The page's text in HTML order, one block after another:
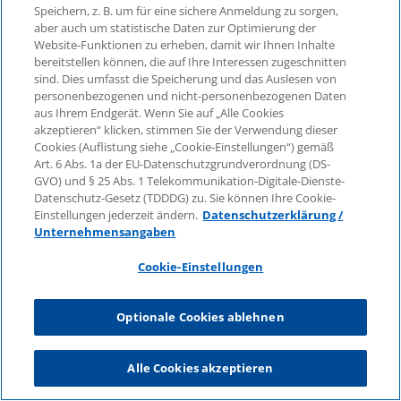
Henrik-Christian Baumann
Speichern, z. B. um für eine sichere Anmeldung zu sorgen,
aber auch um statistische Daten zur Optimierung der
Website-Funktionen zu erheben, damit wir Ihnen Inhalte
bereitstellen können, die auf Ihre Interessen zugeschnitten
sind. Dies umfasst die Speicherung und das Auslesen von
personenbezogenen und nicht-personenbezogenen Daten
aus Ihrem Endgerät. Wenn Sie auf „Alle Cookies
akzeptieren“ klicken, stimmen Sie der Verwendung dieser
Cookies (Auflistung siehe „Cookie-Einstellungen“) gemäß
Art. 6 Abs. 1a der EU-Datenschutzgrundverordnung (DS-
GVO) und § 25 Abs. 1 Telekommunikation-Digitale-Dienste-
Datenschutz-Gesetz (TDDDG) zu. Sie können Ihre Cookie-
Einstellungen jederzeit ändern. Datenschutzerklärung /
Unternehmensangaben
Cookie-Einstellungen
Optionale Cookies ablehnen
Alle Cookies akzeptieren